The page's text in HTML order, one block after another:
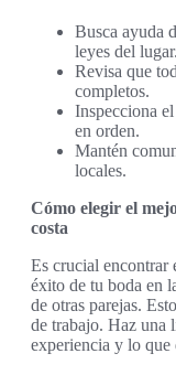
Busca ayuda
leyes del lugar.
Revisa que
completos.
Inspecciona
en orden.
Mantén
locales.
Cómo elegir el
costa
Es crucial encontrar
éxito de tu boda en
de otras parejas.
de trabajo. Haz una
experiencia y lo que